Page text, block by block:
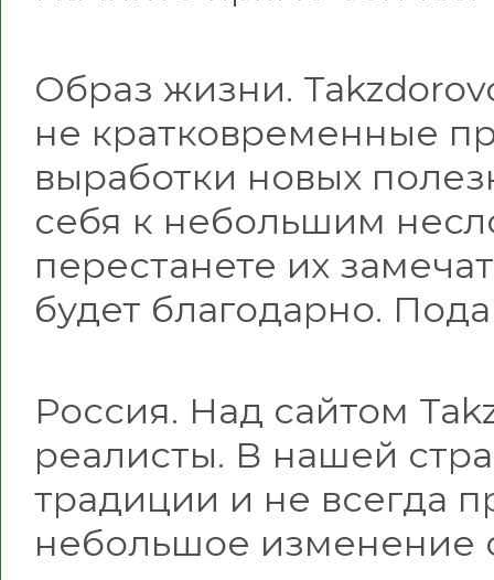
Образ жизни.
не кратковременные
выработки новых
себя к небольшим
перестанете их
будет благодарно.
Россия. Над сайтом
реалисты. В нашей
традиции и не всегда
небольшое изменение